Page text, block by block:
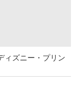
ィズニー・プリン